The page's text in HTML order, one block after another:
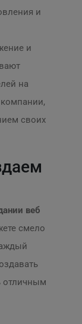
и
и
на
своих
веб
смело
отличным